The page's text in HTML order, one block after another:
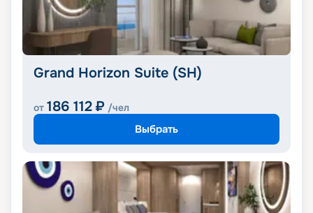
Grand Horizon Suite (SH)
от 186 112 ₽ /чел
Выбрать